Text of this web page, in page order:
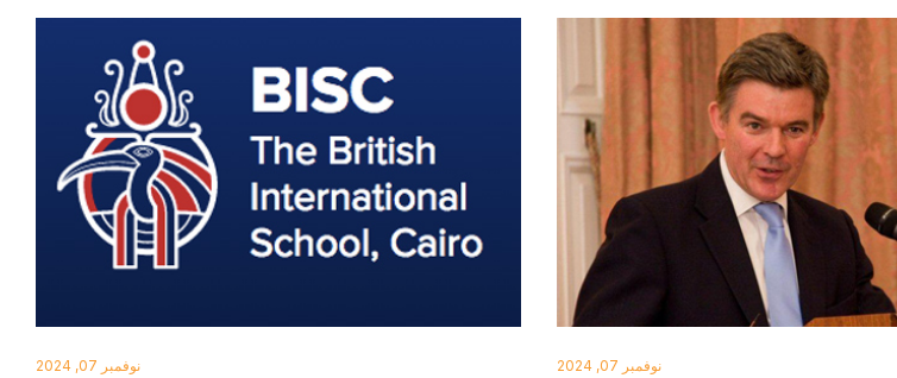
نوفمبر 07, 2024 نوفمبر 07, 2024